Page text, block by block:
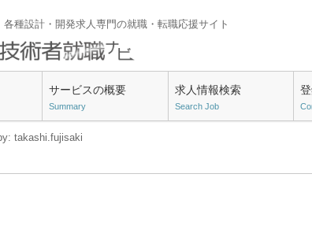
種設計・開発求人専門の就職・転職応援サイト
サービスの概要
Summary
求人情報検索
Search Job
takashi.fujisaki